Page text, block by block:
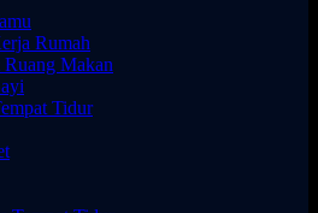
Rumah
Makan
Tidur